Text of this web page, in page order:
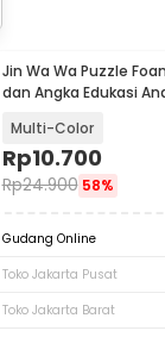
Utara
Barat
Senin -
Senin - Jumat
Jin Wa Wa Puzzle
dan Angka Edukasi
Multi-Color
Rp10.700
Rp24.900 58%
Gudang Online
Toko Jakarta Pusat
Toko Jakarta Barat